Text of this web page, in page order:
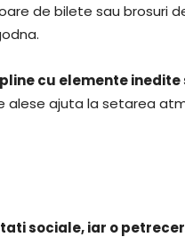
de bilete sau brosuri
cu elemente
alese ajuta la setarea
sociale, iar o